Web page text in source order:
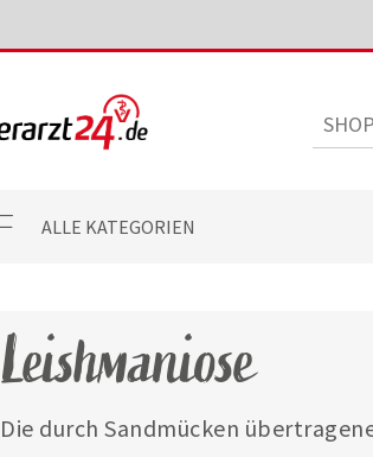
ALLE KATEGORIEN
Leishmaniose
Die durch Sandmücken